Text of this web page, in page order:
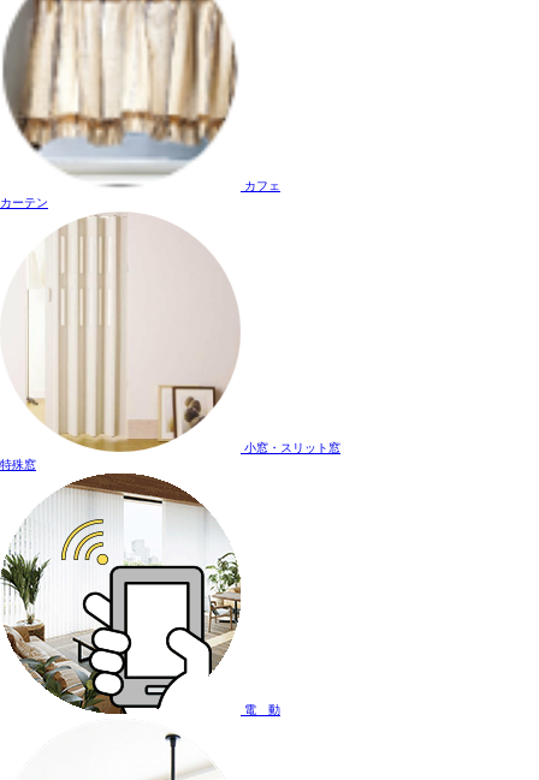
カフェ
カーテン
小窓・スリット窓
特殊窓
電 動